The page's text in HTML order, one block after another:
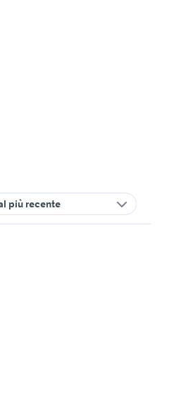
più recente